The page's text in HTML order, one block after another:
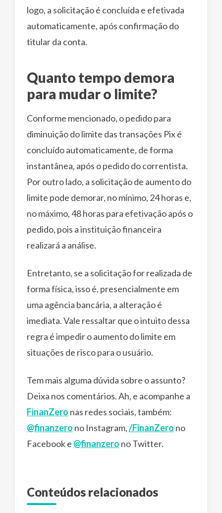
logo, a solicitação é concluída e efetivada
automaticamente, após confirmação do
titular da conta.
Quanto tempo demora
para mudar o limite?
Conforme mencionado, o pedido para
diminuição do limite das transações Pix é
concluído automaticamente, de forma
instantânea, após o pedido do correntista.
Por outro lado, a solicitação de aumento do
limite pode demorar, no mínimo, 24 horas e,
no máximo, 48 horas para efetivação após o
pedido, pois a instituição financeira
realizará a análise.
Entretanto, se a solicitação for realizada de
forma física, isso é, presencialmente em
uma agência bancária, a alteração é
imediata. Vale ressaltar que o intuito dessa
regra é impedir o aumento do limite em
situações de risco para o usuário.
Tem mais alguma dúvida sobre o assunto?
Deixa nos comentários. Ah, e acompanhe a
FinanZero nas redes sociais, também:
@finanzero no Instagram,/FinanZero no
Facebook e @finanzero no Twitter.
Conteúdos relacionados